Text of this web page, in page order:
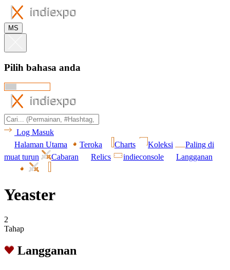
MS
Pilih bahasa anda
Log Masuk
Halaman Utama
Teroka Charts Koleksi
Paling di
muat turun
Cabaran Relics indieconsole Langganan
Yeaster
2
Tahap
Langganan